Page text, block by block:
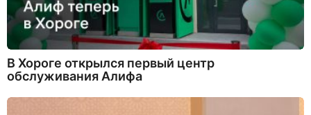
В Хороге открылся первый центр
обслуживания Алифа